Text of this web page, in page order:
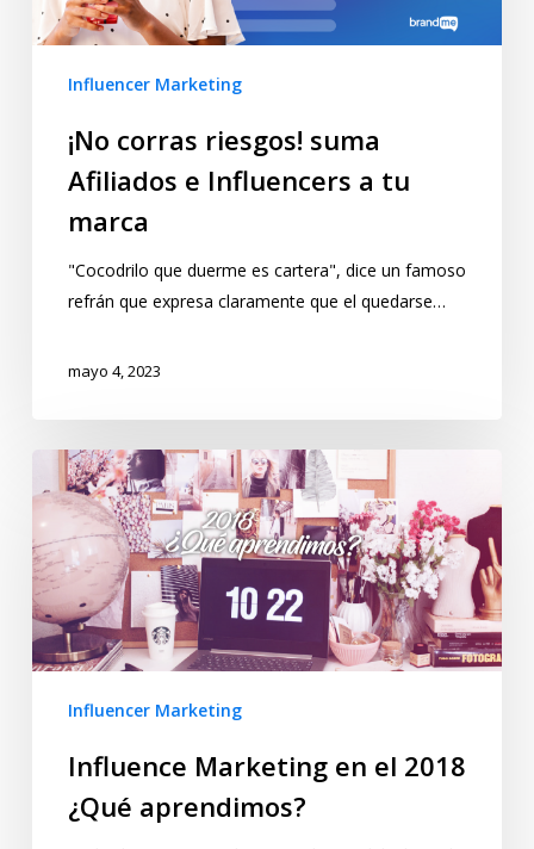
Influencer Marketing
¡No corras riesgos! suma
Afiliados e Influencers a tu
marca
"Cocodrilo que duerme es cartera", dice un famoso
refrán que expresa claramente que el quedarse…
mayo 4, 2023
Influencer Marketing
Influence Marketing en el 2018
¿Qué aprendimos?